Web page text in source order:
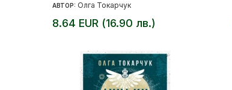
АВТОР: Олга Токарчук
8.64 EUR (16.90 лв.)